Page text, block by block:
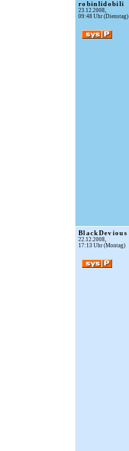
robinlidobili
23.12.2008,
09:48 Uhr (Dienstag)
BlackDevious
22.12.2008,
17:13 Uhr (Montag)